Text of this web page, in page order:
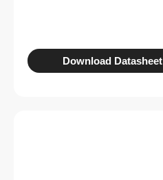
Download Datasheet